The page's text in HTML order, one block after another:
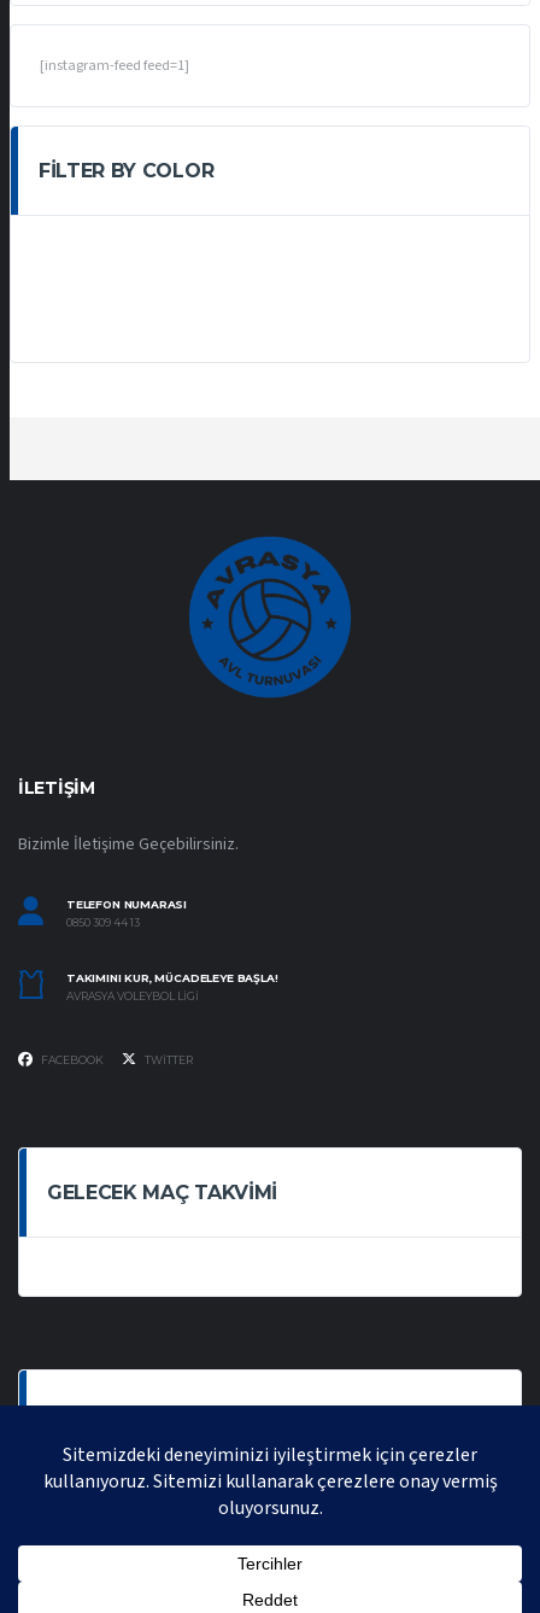
[instagram-feed feed=1]
FILTER BY COLOR
İLETIŞIM
Bizimle İletişime Geçebilirsiniz.
TELEFON NUMARASI
0850 309 44 13
TAKIMINI KUR, MÜCADELEYE BAŞLA!
AVRASYA VOLEYBOL LIGI
FACEBOOK TWITTER
GELECEK MAÇ TAKVIMI